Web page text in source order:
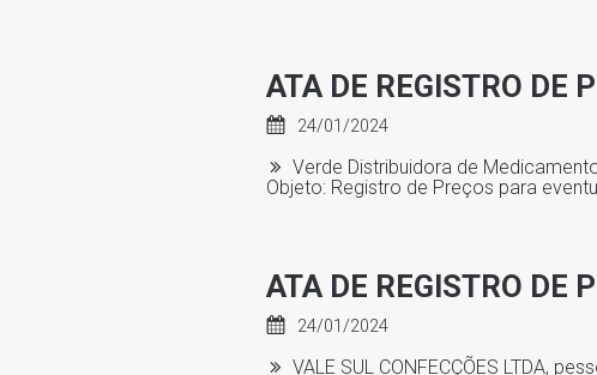
ATA DE REGISTRO DE
24/01/2024
Verde Distribuidora de
Objeto: Registro de Preços para
ATA DE REGISTRO DE
24/01/2024
VALE SUL CONFECÇÕES LTDA,